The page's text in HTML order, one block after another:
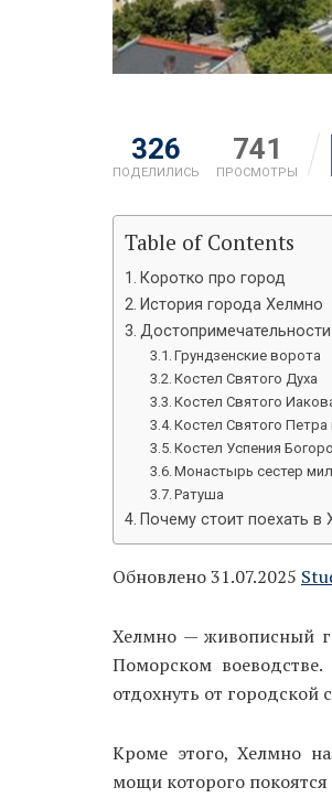
326
ПОДЕЛИЛИСЬ
741
ПРОСМОТРЫ
Table of Contents
Коротко про город
История города Хелмно
Грундзенские ворота
Костел Святого Духа
Костел Святого
Костел Святого Петра
Костел Успения
Монастырь сестер
Ратуша
Почему стоит поехать в
Обновлено 31.07.2025
Хелмно — живописный
Поморском
отдохнуть от городской
Кроме этого, Хелмно
мощи которого